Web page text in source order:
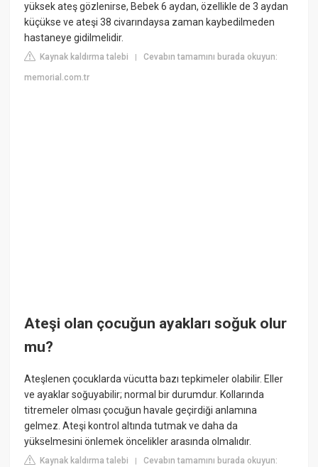
yüksek ateş gözlenirse, Bebek 6 aydan, özellikle de 3 aydan
küçükse ve ateşi 38 civarındaysa zaman kaybedilmeden
hastaneye gidilmelidir.
Kaynak kaldırma talebi |Cevabın tamamını burada okuyun:
memorial.com.tr
Ateşi olan çocuğun ayakları soğuk olur
mu?
Ateşlenen çocuklarda vücutta bazı tepkimeler olabilir. Eller
ve ayaklar soğuyabilir; normal bir durumdur. Kollarında
titremeler olması çocuğun havale geçirdiği anlamına
gelmez. Ateşi kontrol altında tutmak ve daha da
yükselmesini önlemek öncelikler arasında olmalıdır.
Kaynak kaldırma talebi |Cevabın tamamını burada okuyun: